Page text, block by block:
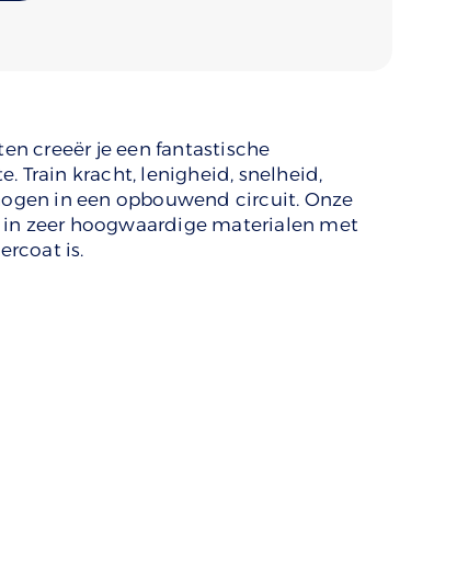
creeër je een fantastische
Train kracht, lenigheid, snelheid,
in een opbouwend circuit. Onze
zeer hoogwaardige materialen met
is.